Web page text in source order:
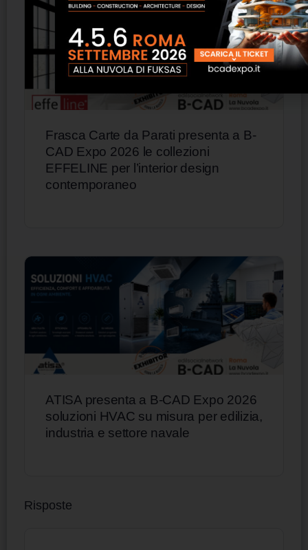
Frasca Carte da Parati presenta a B-
CAD Expo 2026 le collezioni
EFFELINE per l’interior design
contemporaneo
ATISA presenta a B-CAD Expo 2026
soluzioni HVAC su misura per edilizia,
industria e settore navale
Risposte